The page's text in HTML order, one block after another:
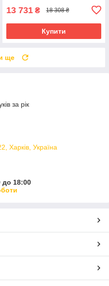
13 731 ₴ 18 308 ₴
Купити
ще
за рік
Харків, Україна
до 18:00